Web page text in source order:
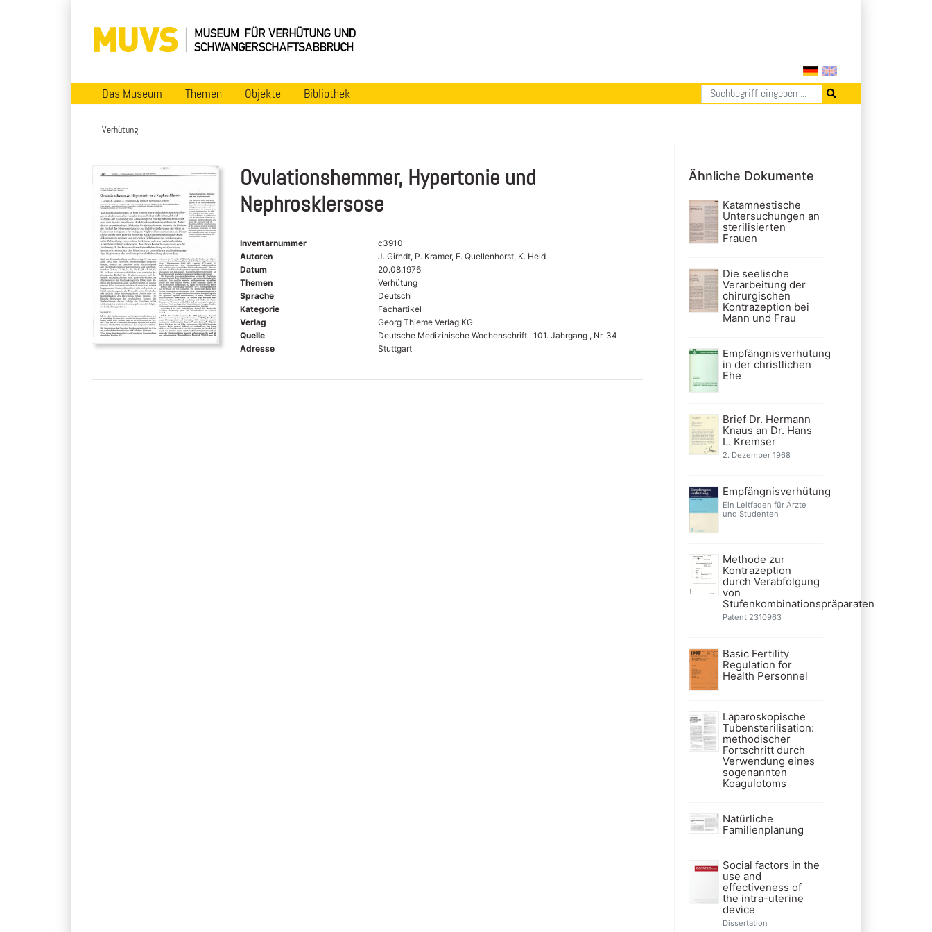
Das Museum Themen Objekte Bibliothek
Verhütung
Ovulationshemmer, Hypertonie und
Nephrosklersose
Inventarnummer
c3910
Autoren
J. Girndt, P. Kramer, E. Quellenhorst, K. Held
Datum
20.08.1976
Themen
Verhütung
Sprache
Deutsch
Kategorie
Fachartikel
Verlag
Georg Thieme Verlag KG
Quelle
Deutsche Medizinische Wochenschrift , 101. Jahrgang , Nr. 34
Adresse
Stuttgart
Ähnliche Dokumente
Katamnestische
Untersuchungen an
sterilisierten
Frauen
Die seelische
Verarbeitung der
chirurgischen
Kontrazeption bei
Mann und Frau
Empfängnisverhütung
in der christlichen
Ehe
Brief Dr. Hermann
Knaus an Dr. Hans
L. Kremser
2. Dezember 1968
Empfängnisverhütung
Ein Leitfaden für Ärzte
und Studenten
Methode zur
Kontrazeption
durch Verabfolgung
von
Stufenkombinationspräparaten
Patent 2310963
Basic Fertility
Regulation for
Health Personnel
Laparoskopische
Tubensterilisation:
methodischer
Fortschritt durch
Verwendung eines
sogenannten
Koagulotoms
Natürliche
Familienplanung
Social factors in the
use and
effectiveness of
the intra-uterine
device
Dissertation